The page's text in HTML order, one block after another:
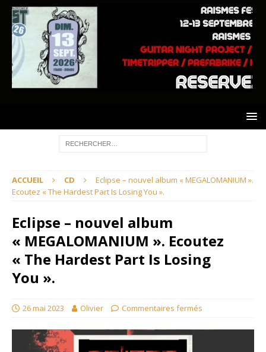
ACCUEIL CD
Eclipse – nouvel album « MEGALOMANIUM ».
Ecoutez « The Hardest Part Is Losing You ».
Eclipse – nouvel album
« MEGALOMANIUM ». Ecoutez
« The Hardest Part Is Losing
You ».
26 mai 2023 Olivier Commentaires fermés